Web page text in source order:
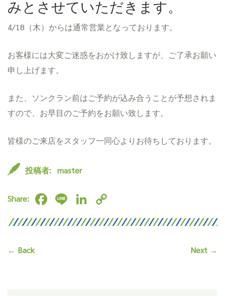
みとさせていただきます。
4/18（木）からは通常営業となっております。
お客様には大変ご迷惑をおかけ致しますが、ご了承お願い
申し上げます。
また、ソンクラン前はご予約が込み合うことが予想されま
すので、お早目のご予約をお願い致します。
皆様のご来店をスタッフ一同心よりお待ちしております。
投稿者: master
Share: F
ac
e
Li
n
e
Li
n
ke
o
py
← Back Next →